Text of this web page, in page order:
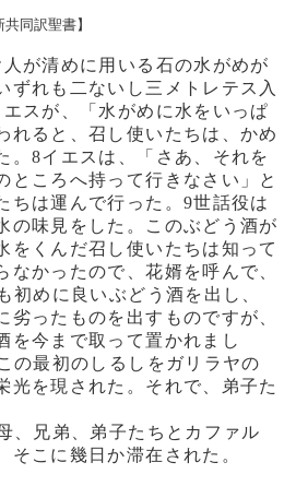
共同訳聖書】
が清めに用いる石の水がめが
ずれも二ないし三メトレテス入
スが、「水がめに水をいっぱ
れると、召し使いたちは、かめ
。8イエスは、「さあ、それを
ところへ持って行きなさい」と
ちは運んで行った。9世話役は
の味見をした。このぶどう酒が
をくんだ召し使いたちは知って
なかったので、花婿を呼んで、
初めに良いぶどう酒を出し、
劣ったものを出すものですが、
を今まで取って置かれまし
の最初のしるしをガリラヤの
光を現された。それで、弟子た
、兄弟、弟子たちとカファル
そこに幾日か滞在された。